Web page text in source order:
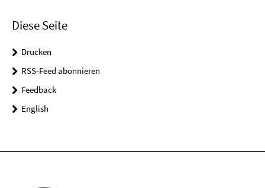
Diese Seite
Drucken
RSS-Feed abonnieren
Feedback
English